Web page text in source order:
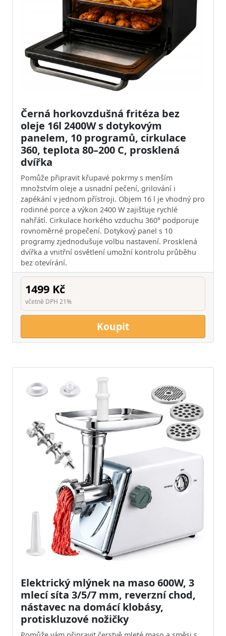
Černá horkovzdušná fritéza bez
oleje 16l 2400W s dotykovým
panelem, 10 programů, cirkulace
360, teplota 80–200 C, prosklená
dvířka
Pomůže připravit křupavé pokrmy s menším
množstvím oleje a usnadní pečení, grilování i
zapékání v jednom přístroji. Objem 16 l je vhodný pro
rodinné porce a výkon 2400 W zajišťuje rychlé
nahřátí. Cirkulace horkého vzduchu 360° podporuje
rovnoměrné propečení. Dotykový panel s 10
programy zjednodušuje volbu nastavení. Prosklená
dvířka a vnitřní osvětlení umožní kontrolu průběhu
bez otevírání.
1499 Kč
včetně DPH 21%
Koupit
Elektrický mlýnek na maso 600W, 3
mlecí síta 3/5/7 mm, reverzní chod,
nástavec na domácí klobásy,
protiskluzové nožičky